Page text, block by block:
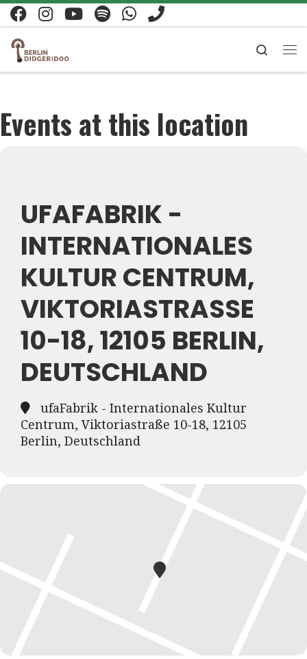
Zum Inhalt springen
Search
Events at this location
UFAFABRIK -
INTERNATIONALES
KULTUR CENTRUM,
VIKTORIASTRASSE 1
0-18, 12105 BERLIN, D
EUTSCHLAND
ufaFabrik - Internationales Kultur
Centrum, Viktoriastraße 10-18, 12105
Berlin, Deutschland